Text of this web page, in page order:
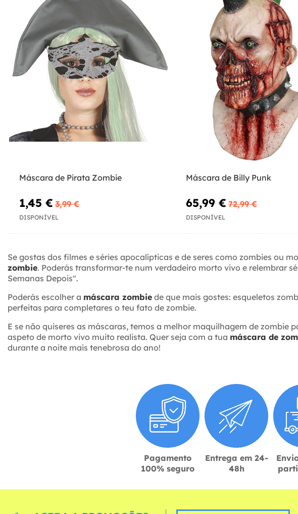
Máscara de Pirata Zombie
1,45 € 3,99 €
DISPONÍVEL
Máscara de Billy Punk
65,99 € 72,99 €
DISPONÍVEL
Se gostas dos filmes e séries apocalípticas e de seres como zombies ou
zombie. Poderás transformar-te num verdadeiro morto vivo e relembrar
Semanas Depois".
Poderás escolher a máscara zombie de que mais gostes: esqueletos
perfeitas para completares o teu fato de zombie.
E se não quiseres as máscaras, temos a melhor maquilhagem de
aspeto de morto vivo muito realista. Quer seja com a tua máscara de
durante a noite mais tenebrosa do ano!
Pagamento
100% seguro
Entrega em 24-
48h